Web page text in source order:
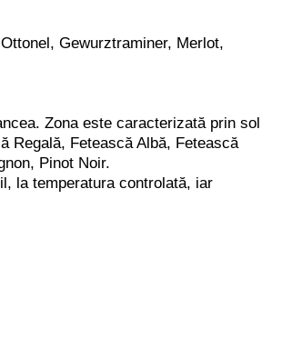
Gewurztraminer, Merlot,
Zona este caracterizată prin sol
Regală, Fetească Albă, Fetească
Pinot Noir.
la temperatura controlată, iar